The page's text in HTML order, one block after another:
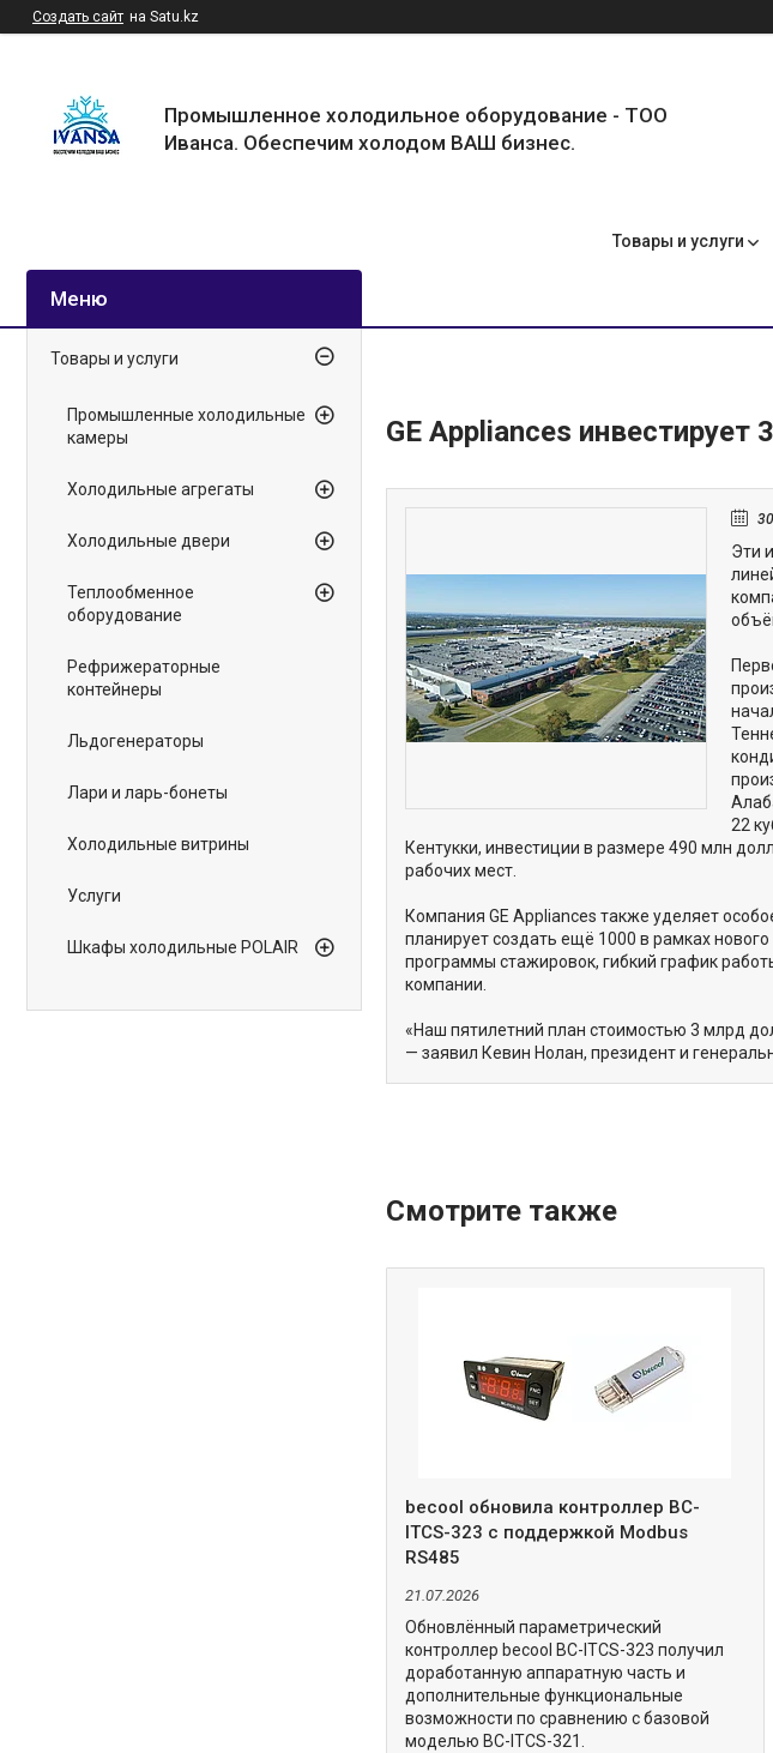
Создать сайт на Satu.kz
Промышленное холодильное оборудование - ТОО
Иванса. Обеспечим холодом ВАШ бизнес.
Товары и услуги
GE Appliances
Эти
22
Кентукки, инвестиции в размере 490 млн
рабочих мест.
Компания GE Appliances также уделяет
планирует создать ещё 1000 в рамках
программы стажировок, гибкий график
компании.
«Наш пятилетний план стоимостью 3 млрд
— заявил Кевин Нолан, президент и
becool обновила контроллер BC-
ITCS-323 с поддержкой Modbus
RS485
21.07.2026
Обновлённый параметрический
контроллер becool BC-ITCS-323 получил
доработанную аппаратную часть и
дополнительные функциональные
возможности по сравнению с базовой
моделью BC-ITCS-321.
Товары и услуги
Промышленные холодильные
камеры
Холодильные агрегаты
Холодильные двери
Теплообменное
оборудование
Рефрижераторные
контейнеры
Льдогенераторы
Лари и ларь-бонеты
Холодильные витрины
Услуги
Шкафы холодильные POLAIR